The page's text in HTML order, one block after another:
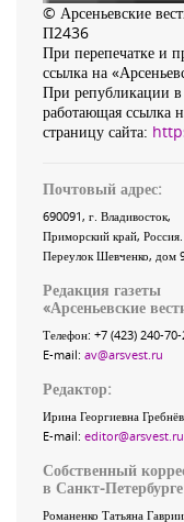
© Арсеньевские
П2436
При перепечатке и
ссылка на
При републикации в
работающая ссылка
страницу сайта:
Почтовый адрес:
690091, г. Владивосток,
Приморский край, Россия
Переулок Шевченко, дом
Редакция газеты
«Арсеньевские
Телефон: +7 (423) 240-70-
E-mail: av@arsvest.ru
Редактор:
Ирина Георгиевна
E-mail: editor@arsvest.ru
Собственный
в Санкт-
Романенко Татьяна